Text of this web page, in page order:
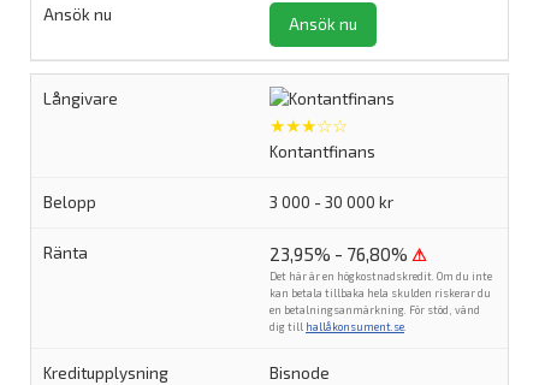
Ansök nu
★★★☆☆
Kontantfinans
3 000 - 30 000 kr
23,95% - 76,80% ⚠
Det här är en högkostnadskredit. Om du inte
kan betala tillbaka hela skulden riskerar du
en betalningsanmärkning. För stöd, vänd
dig till hallåkonsument.se.
Bisnode